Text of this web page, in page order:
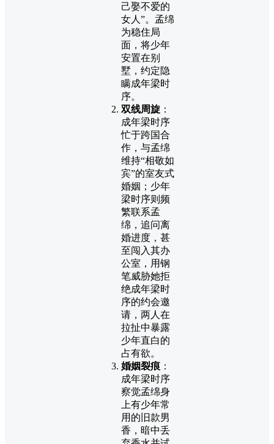
己娶不爱的
女人”。孟绵
为稳住局
面，将少年
安置在别
墅，约定隐
瞒成年梁时
序。
双线周旋 ：
成年梁时序
忙于跨国合
作，与孟绵
维持“相敬如
宾”的室友式
婚姻；少年
梁时序则频
繁联系孟
绵，追问离
婚进度，甚
至闯入其办
公室，用钢
笔威胁她拒
绝成年梁时
序的约会邀
请，两人在
拉扯中暴露
少年直白的
占有欲。
婚姻裂痕 ：
成年梁时序
察觉孟绵身
上有少年常
用的旧款男
香，暗中丢